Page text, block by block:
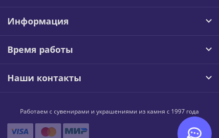
Информация
Время работы
Наши контакты
Работаем с сувенирами и украшениями из камня с 1997 года